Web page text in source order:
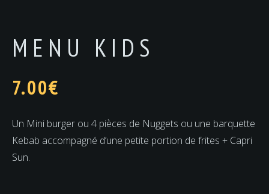
MENU KIDS
7.00€
Un Mini burger ou 4 pièces de Nuggets ou une barquette
Kebab accompagné d’une petite portion de frites + Capri
Sun.